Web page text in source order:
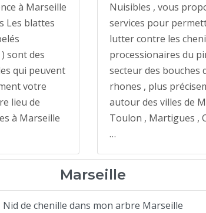
à Marseille
Les blattes
sont des
qui peuvent
votre
lieu de
à Marseille
Nuisibles , vous
services pour
lutter contre les
processionaires du
secteur des bouches
rhones , plus
autour des villes de
Toulon , Martigues ,
…
Marseille
Nid de chenille dans mon arbre Marseille